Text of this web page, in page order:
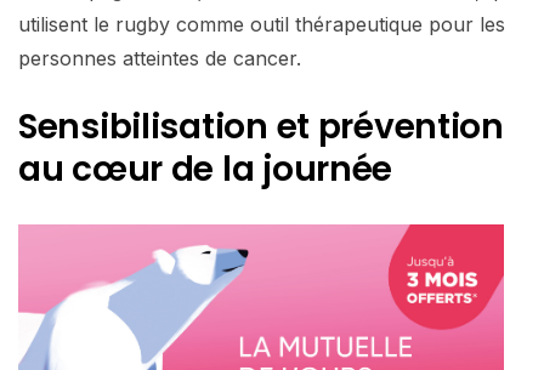
utilisent le rugby comme outil thérapeutique pour les
personnes atteintes de cancer.
Sensibilisation et prévention
au cœur de la journée